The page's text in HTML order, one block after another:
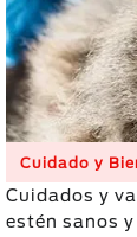
Cuidado y
Cuidados y
estén sanos